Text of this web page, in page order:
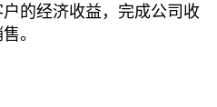
的经济收益，完成公司收
。